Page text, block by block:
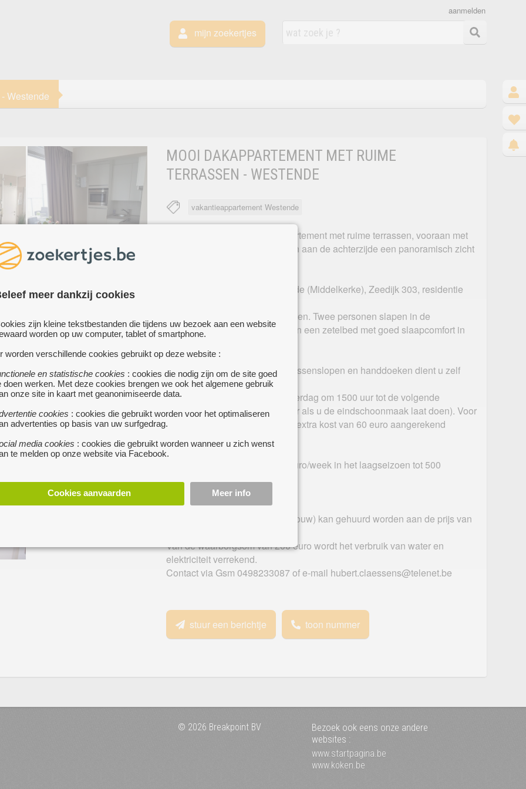
meer dankzij cookies
zijn kleine tekstbestanden die tijdens uw bezoek aan een website
worden op uw computer, tablet of smartphone.
worden verschillende cookies gebruikt op deze website :
en statistische cookies : cookies die nodig zijn om de site goed
doen werken. Met deze cookies brengen we ook het algemene gebruik
onze site in kaart met geanonimiseerde data.
cookies : cookies die gebruikt worden voor het optimaliseren
advertenties op basis van uw surfgedrag.
media cookies : cookies die gebruikt worden wanneer u zich wenst
te melden op onze website via Facebook.
Cookies aanvaarden Meer info
mijn zoekertjes
aanmelden
Westende
MOOI DAKAPPARTEMENT MET RUIME
TERRASSEN - WESTENDE
vakantieappartement Westende
Mooi dakappartement met ruime terrassen, vooraan met
zicht op zee en aan de achterzijde een panoramisch zicht
Het is gelegen te 8430 Westende (Middelkerke), Zeedijk 303, residentie
Het is bestemd voor vier personen. Twee personen slapen in de
slaapkamer en twee personen in een zetelbed met goed slaapcomfort in
de living.
Een dekbedovertrek, lakens, kussenslopen en handdoeken dient u zelf
mee te nemen.
We verhuren per week, van zaterdag om 1500 uur tot de volgende
zaterdag om 1200 uur (1000 uur als u de eindschoonmaak laat doen). Voor
de eindschoonmaak wordt een extra kost van 60 euro aangerekend
bovenop de huurprijs.
De huurprijs varieert van 150 euro/week in het laagseizoen tot 500
WiFi (internet) is aanwezig.
Een garage (niet onder het gebouw) kan gehuurd worden aan de prijs van
Van de waarborgsom van 200 euro wordt het verbruik van water en
elektriciteit verrekend.
Contact via Gsm 0498233087 of e-mail hubert.claessens@telenet.be
stuur een berichtje toon nummer
© 2026 Breakpoint BV
Bezoek ook eens onze andere
websites :
www.startpagina.be
www.koken.be